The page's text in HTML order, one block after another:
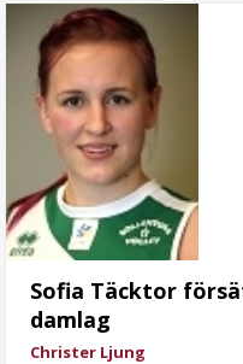
Sofia Täcktor
damlag
Christer Ljung